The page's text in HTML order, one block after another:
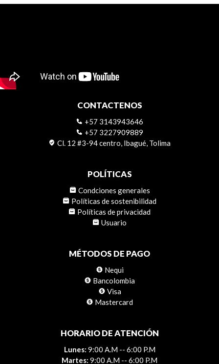
CONTACTENOS
+57 3143943646
+57 3227909889
Cl. 12 #3-94 centro, Ibagué, Tolima
POLÍTICAS
Condciones generales
Políticas de sostenibilidad
Políticas de privacidad
Usuario
MÉTODOS DE PAGO
Nequi
Bancolombia
Visa
Mastercard
HORARIO DE ATENCIÓN
Lunes: 9:00 A.M -- 6:00 P.M
Martes: 9:00 A.M -- 6:00 P.M